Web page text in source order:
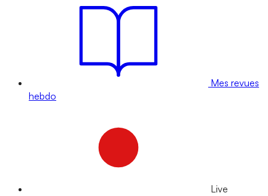
Mes revues
hebdo
Live